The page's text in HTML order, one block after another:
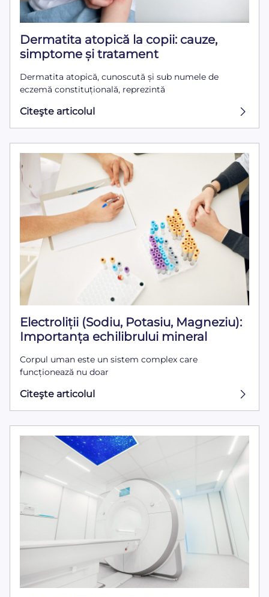
Dermatita atopică la copii: cauze,
simptome și tratament
Dermatita atopică, cunoscută și sub numele de
eczemă constituțională, reprezintă
Citeşte articolul
Electroliții (Sodiu, Potasiu, Magneziu):
Importanța echilibrului mineral
Corpul uman este un sistem complex care
funcționează nu doar
Citeşte articolul